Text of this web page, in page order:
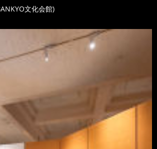
文化会館)